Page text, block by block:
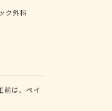
ク外科
前は、ペイ